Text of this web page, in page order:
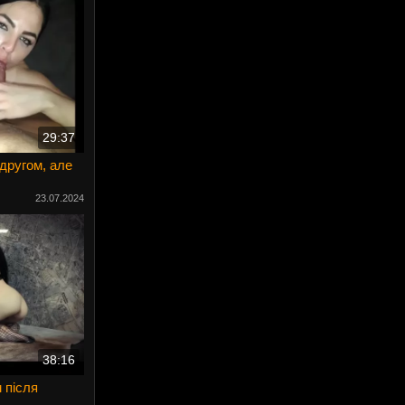
29:37
але
23.07.2024
38:16